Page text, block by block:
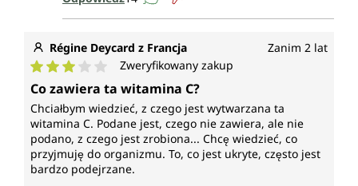
kontrolowanych, certyfikowanych zakładach.
Régine Deycard z Francja Zanim 2 lat
Średnia ocena 3 z 5 gwiazdek
Zweryfikowany zakup
Co zawiera ta witamina C?
Chciałbym wiedzieć, z czego jest wytwarzana ta
witamina C. Podane jest, czego nie zawiera, ale nie
podano, z czego jest zrobiona... Chcę wiedzieć, co
przyjmuję do organizmu. To, co jest ukryte, często jest
bardzo podejrzane.